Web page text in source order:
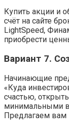
Купить акции и
счёт на сайте
LightSpeed,
приобрести
Вариант 7.
Начинающие
«Куда
счастью,
минимальными
Предлагаем вам